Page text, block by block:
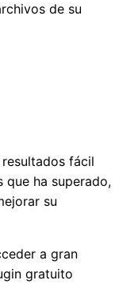
de su
fácil
que ha superado,
su
a gran
gratuito